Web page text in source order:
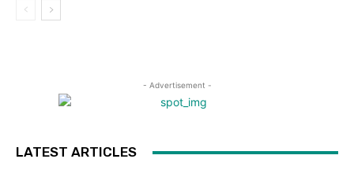
- Advertisement -
LATEST ARTICLES